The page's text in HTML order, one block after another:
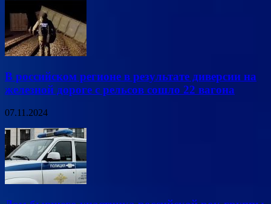
В российском регионе в результате диверсии на
железной дороге с рельсов сошло 22 вагона
07.11.2024